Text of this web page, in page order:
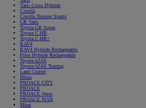
Yaris Cross Hybride
Corolla
Corolla Touring Sports
GR Yaris
Toyota GR Supra
Toyota C-HR
Toyota C-HR+
RAV4
RAV4 Hybride Rechargeable
Prius Hybride Rechargeable
Toyota bZ4X
Toyota bZ4X Touring
Land Cruiser
Hilux
PROACE CITY
PROACE
PROACE Verso
PROACE MAX
Mirai